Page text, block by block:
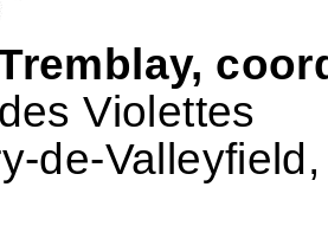
Violettes
de-Valleyfield